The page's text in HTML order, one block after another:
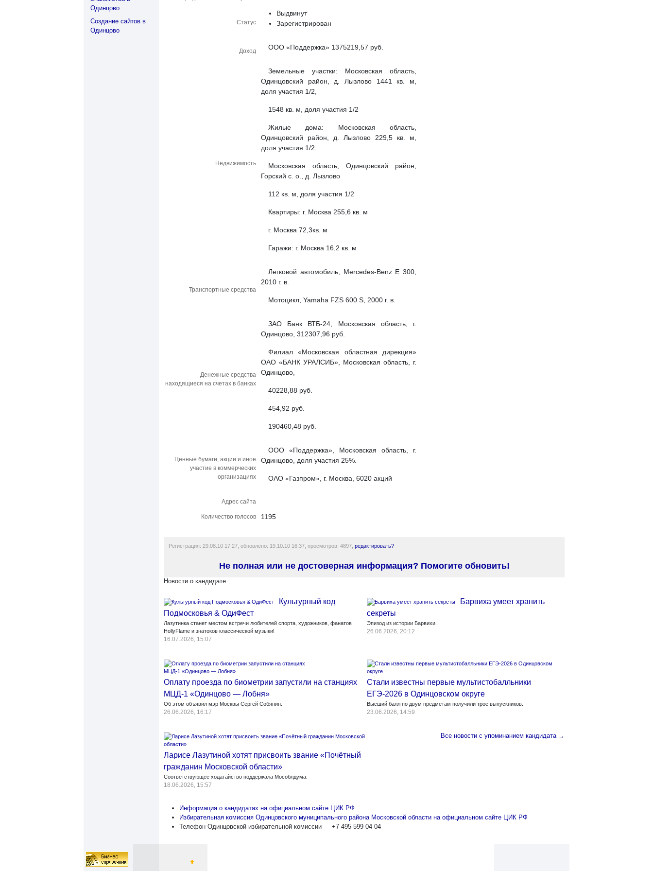
Одинцово
Создание сайтов в
Одинцово
Статус
Выдвинут
Зарегистрирован
Доход ООО «Поддержка» 1375219,57 руб.
Недвижимость
Земельные участки: Московская область,
Одинцовский район, д. Лызлово 1441 кв. м,
доля участия 1/2,
1548 кв. м, доля участия 1/2
Жилые дома: Московская область,
Одинцовский район, д. Лызлово 229,5 кв. м,
доля участия 1/2.
Московская область, Одинцовский район,
Горский с. о., д. Лызлово
112 кв. м, доля участия 1/2
Квартиры: г. Москва 255,6 кв. м
г. Москва 72,3кв. м
Гаражи: г. Москва 16,2 кв. м
Транспортные средства
Легковой автомобиль, Mercedes-Benz E 300,
2010 г. в.
Мотоцикл, Yamaha FZS 600 S, 2000 г. в.
Денежные средства
находящиеся на счетах в банках
ЗАО Банк ВТБ-24, Московская область, г.
Одинцово, 312307,96 руб.
Филиал «Московская областная дирекция»
ОАО «БАНК УРАЛСИБ», Московская область, г.
Одинцово,
40228,88 руб.
454,92 руб.
190460,48 руб.
Ценные бумаги, акции и иное
участие в коммерческих
организациях
ООО «Поддержка», Московская область, г.
Одинцово, доля участия 25%.
ОАО «Газпром», г. Москва, 6020 акций
Адрес сайта
Количество голосов 1195
Регистрация: 29.08.10 17:27, обновлено: 19.10.10 16:37, просмотров: 4897, редактировать?
Не полная или не достоверная информация? Помогите обновить!
Новости о кандидате
Культурный код
Подмосковья & ОдиФест
Лазутинка станет местом встречи любителей спорта, художников, фанатов
HollyFlame и знатоков классической музыки!
16.07.2026, 15:07
Барвиха умеет хранить
секреты
Эпизод из истории Барвихи.
26.06.2026, 20:12
Оплату проезда по биометрии запустили на станциях
МЦД-1 «Одинцово — Лобня»
Об этом объявил мэр Москвы Сергей Собянин.
26.06.2026, 16:17
Стали известны первые мультистобалльники
ЕГЭ-2026 в Одинцовском округе
Высший балл по двум предметам получили трое выпускников.
23.06.2026, 14:59
Ларисе Лазутиной хотят присвоить звание «Почётный
гражданин Московской области»
Соответствующее ходатайство поддержала Мособлдума.
18.06.2026, 15:57
Все новости с упоминанием кандидата →
Информация о кандидатах на официальном сайте ЦИК РФ
Избирательная комиссия Одинцовского муниципального района Московской области на официальном сайте ЦИК РФ
Телефон Одинцовской избирательной комиссии — +7 495 599-04-04